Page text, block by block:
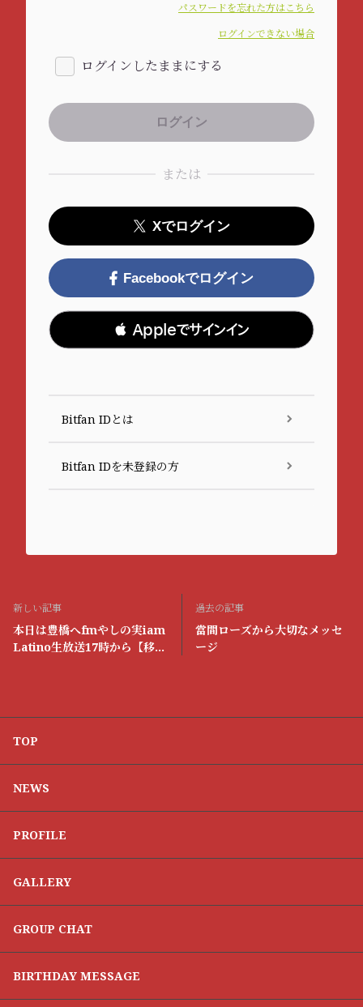
パスワードを忘れた方はこちら
ログインできない場合
ログインしたままにする
または
Xでログイン
Facebookでログイン
 Appleでサインイン
Bitfan IDとは
Bitfan IDを未登録の方
新しい記事
本日は豊橋へfmやしの実iam
Latino生放送17時から【移動
過去の記事
當間ローズから大切なメッセ
ージ
TOP
NEWS
PROFILE
GALLERY
GROUP CHAT
BIRTHDAY MESSAGE